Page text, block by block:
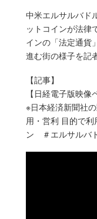
中米エルサルバド
ットコインが法律
インの「法定通貨
進む街の様子を記
【記事】
【日経電子版映像
※日本経済新聞社
用・営利 目的で
ン ＃エルサルバ